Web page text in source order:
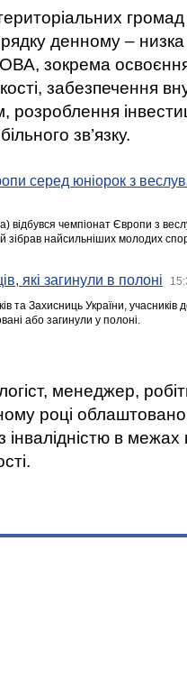
громад
денному –
зокрема освоєння
забезпечення
зв’язку.
серед юніорок з
відбувся чемпіонат Європи з
зібрав найсильніших молодих
які загинули в полоні
та Захисниць України,
або загинули у полоні.
менеджер,
році
в межах